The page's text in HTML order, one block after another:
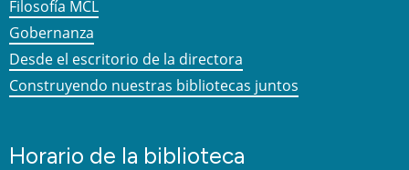
Filosofía MCL
Gobernanza
Desde el escritorio de la directora
Construyendo nuestras bibliotecas juntos
Horario de la biblioteca